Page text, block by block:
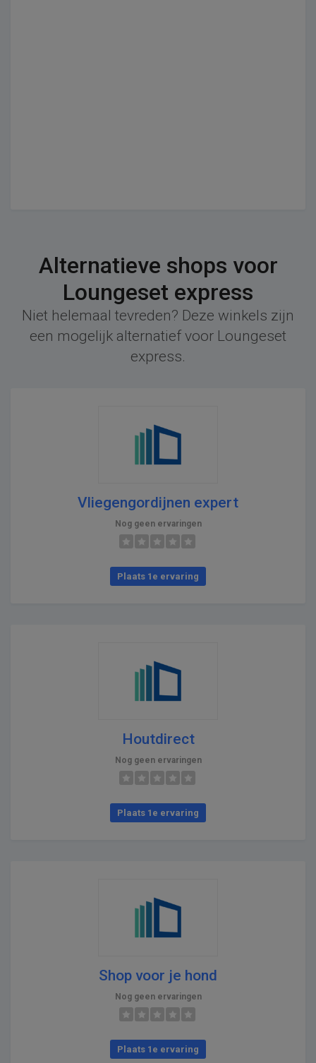
Alternatieve shops voor
Loungeset express
Niet helemaal tevreden? Deze winkels zijn
een mogelijk alternatief voor Loungeset
express.
Vliegengordijnen expert
Nog geen ervaringen
Plaats 1e ervaring
Houtdirect
Nog geen ervaringen
Plaats 1e ervaring
Shop voor je hond
Nog geen ervaringen
Plaats 1e ervaring